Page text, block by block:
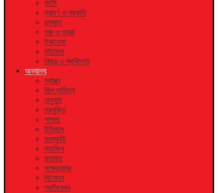
ফটো
ভ্রমণ ও প্রকৃতি
রমজান
হজ ও ওমরা
ইজতেমা
বইমেলা
বিজয় ও স্বাধীনতা
অন্যান্য
স্বাস্থ্য
শিল্প সাহিত্য
অনুবাদ
প্রযুক্তি
শাপলা
ইতিহাস
সংস্কৃতি
মাহফিল
মতামত
সাক্ষাতকার
বিনোদন
প্রতিবেদন